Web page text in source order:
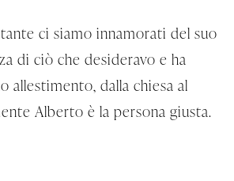
ci siamo innamorati del suo
di ciò che desideravo e ha
dalla chiesa al
Alberto è la persona giusta.